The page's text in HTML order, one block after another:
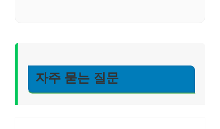
자주 묻는 질문